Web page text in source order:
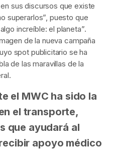
sus discursos que existe
superarlos”, puesto que
increíble: el planeta”.
de la nueva campaña
spot publicitario se ha
de las maravillas de la
el MWC ha sido la
el transporte,
que ayudará al
apoyo médico